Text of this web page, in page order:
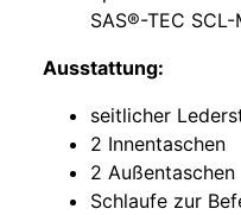
SAS®-TEC SCL-
Ausstattung:
seitlicher
2 Innentaschen
2 Außentaschen
Schlaufe zur